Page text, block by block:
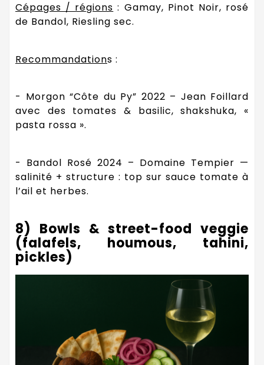
Cépages / régions : Gamay, Pinot Noir, rosé
de Bandol, Riesling sec.
Recommandations :
- Morgon “Côte du Py” 2022 – Jean Foillard
avec des tomates & basilic, shakshuka, «
pasta rossa ».
- Bandol Rosé 2024 – Domaine Tempier —
salinité + structure : top sur sauce tomate à
l’ail et herbes.
8) Bowls & street-food veggie
(falafels, houmous, tahini,
pickles)